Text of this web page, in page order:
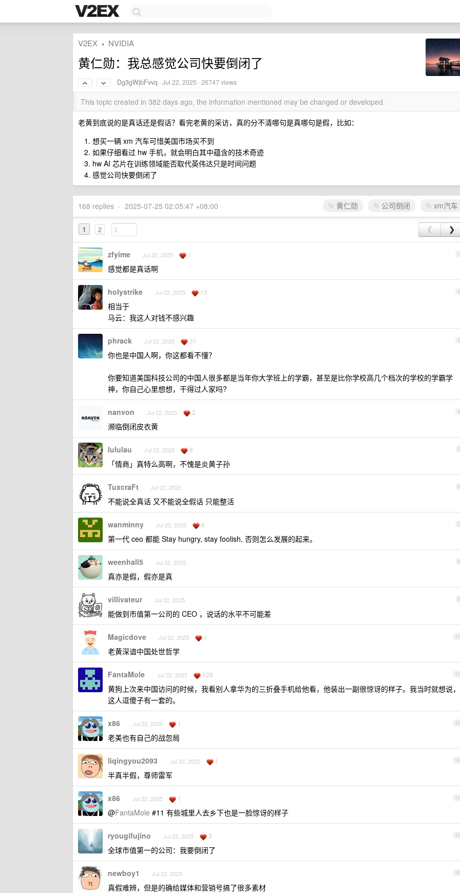
V2EX › NVIDIA
黄仁勋：我总感觉公司快要倒闭了
Dg3gWjbFvvq ·Jul 22, 2025 · 26747 views
This topic created in 382 days ago, the information mentioned may be changed or developed.
老黄到底说的是真话还是假话？看完老黄的采访，真的分不清哪句是真哪句是假，比如：
想买一辆 xm 汽车可惜美国市场买不到
如果仔细看过 hw 手机，就会明白其中蕴含的技术奇迹
hw AI 芯片在训练领域能否取代英伟达只是时间问题
感觉公司快要倒闭了
黄仁勋 公司倒闭 xm汽车
168 replies • 2025-07-25 02:05:47 +08:00
1 2 ❮ ❯
1
zfyime Jul 22, 2025 1
感觉都是真话啊
2
holystrike Jul 22, 2025 19
相当于
马云：我这人对钱不感兴趣
3
phrack Jul 22, 2025 31
你也是中国人啊，你这都看不懂？
你要知道美国科技公司的中国人很多都是当年你大学班上的学霸，甚至是比你学校高几个档次的学校的学霸学
神，你自己心里想想，干得过人家吗?
4
nanvon Jul 22, 2025 2
濒临倒闭皮衣黄
5
lululau Jul 22, 2025 8
「情商」真特么高啊，不愧是炎黄子孙
6
TuxcraFt Jul 22, 2025
不能说全真话 又不能说全假话 只能整活
7
wanminny Jul 22, 2025 4
第一代 ceo 都能 Stay hungry, stay foolish, 否则怎么发展的起来。
8
weenhall5 Jul 22, 2025
真亦是假，假亦是真
9
villivateur Jul 22, 2025
能做到市值第一公司的 CEO ，说话的水平不可能差
10
Magicdove Jul 22, 2025 1
老黄深谙中国处世哲学
11
FantaMole Jul 22, 2025 128
黄狗上次来中国访问的时候，我看别人拿华为的三折叠手机给他看，他装出一副很惊讶的样子。我当时就想说，
这人逗傻子有一套的。
12
x86 Jul 22, 2025 1
老美也有自己的战忽局
13
liqingyou2093 Jul 22, 2025 1
半真半假，尊师雷军
14
x86 Jul 22, 2025 1
@FantaMole #11 有些城里人去乡下也是一脸惊讶的样子
15
ryougifujino Jul 22, 2025 3
全球市值第一的公司：我要倒闭了
16
newboy1 Jul 22, 2025
真假难辨，但是的确给媒体和营销号搞了很多素材